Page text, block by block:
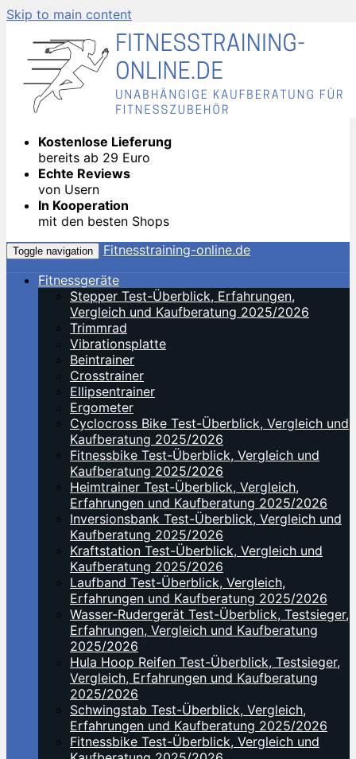
Skip to main content
Kostenlose Lieferung
bereits ab 29 Euro
Echte Reviews
von Usern
In Kooperation
mit den besten Shops
Toggle navigation
Fitnesstraining-online.de
Fitnessgeräte
Stepper Test-Überblick, Erfahrungen,
Vergleich und Kaufberatung 2025/2026
Trimmrad
Vibrationsplatte
Beintrainer
Crosstrainer
Ellipsentrainer
Ergometer
Cyclocross Bike Test-Überblick, Vergleich und
Kaufberatung 2025/2026
Fitnessbike Test-Überblick, Vergleich und
Kaufberatung 2025/2026
Heimtrainer Test-Überblick, Vergleich,
Erfahrungen und Kaufberatung 2025/2026
Inversionsbank Test-Überblick, Vergleich und
Kaufberatung 2025/2026
Kraftstation Test-Überblick, Vergleich und
Kaufberatung 2025/2026
Laufband Test-Überblick, Vergleich,
Erfahrungen und Kaufberatung 2025/2026
Wasser-Rudergerät Test-Überblick, Testsieger,
Erfahrungen, Vergleich und Kaufberatung
2025/2026
Hula Hoop Reifen Test-Überblick, Testsieger,
Vergleich, Erfahrungen und Kaufberatung
2025/2026
Schwingstab Test-Überblick, Vergleich,
Erfahrungen und Kaufberatung 2025/2026
Fitnessbike Test-Überblick, Vergleich und